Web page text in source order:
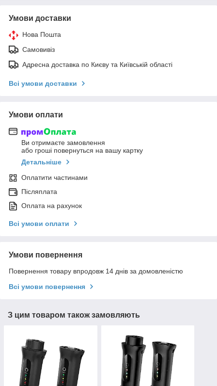
Умови доставки
Нова Пошта
Самовивіз
Адресна доставка по Києву та Київській області
Всі умови доставки
Умови оплати
Ви отримаєте замовлення
або гроші повернуться на вашу картку
Детальніше
Оплатити частинами
Післяплата
Оплата на рахунок
Всі умови оплати
Умови повернення
Повернення товару впродовж 14 днів за домовленістю
Всі умови повернення
З цим товаром також замовляють